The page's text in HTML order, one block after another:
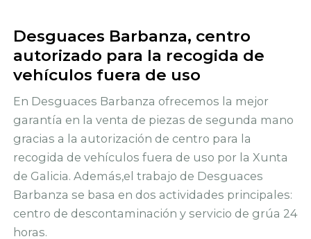
Desguaces Barbanza, centro
autorizado para la recogida de
vehículos fuera de uso
En Desguaces Barbanza ofrecemos la mejor
garantía en la venta de piezas de segunda mano
gracias a la autorización de centro para la
recogida de vehículos fuera de uso por la Xunta
de Galicia. Además,el trabajo de Desguaces
Barbanza se basa en dos actividades principales:
centro de descontaminación y servicio de grúa 24
horas.